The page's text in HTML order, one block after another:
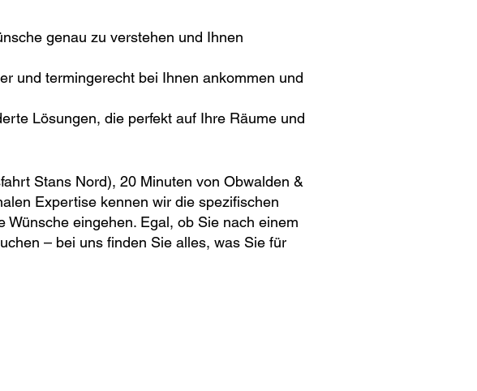
genau zu verstehen und Ihnen
und termingerecht bei Ihnen ankommen und
Lösungen, die perfekt auf Ihre Räume und
Stans Nord), 20 Minuten von Obwalden &
Expertise kennen wir die spezifischen
eingehen. Egal, ob Sie nach einem
– bei uns finden Sie alles, was Sie für